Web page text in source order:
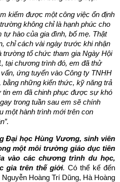
kiếm được một công việc ổn định
không chỉ là hạnh phúc cho
tự hào của gia đình, bố mẹ. Thật
chỉ cách vài ngày trước khi nhận
trường tổ chức tham gia Ngày Hội
tại chương trình đó, em đã thử
ứng tuyển vào Công ty TNHH
những kiến thức, kỹ năng trả
em đã chinh phục được sự khó
trong tuần sau em sẽ chính
một hành trình mới trên con
Đại học Hùng Vương, sinh viên
một môi trường giáo dục tiên
vào các chương trình du học,
gia trên thế giới. Có thể kế đến
Hoàng Trí Dũng, Hà Hoàng